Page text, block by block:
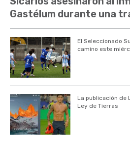
Gastélum durante una
El Seleccionado
camino este
La publicación de
Ley de Tierras